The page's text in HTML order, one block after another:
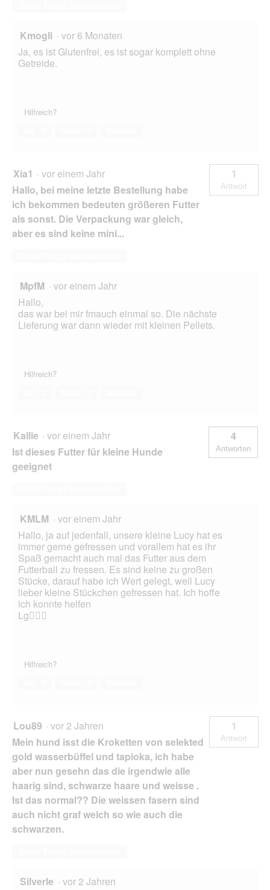
Kmogli · vor 6 Monaten
Ja, es ist Glutenfrei, es ist sogar komplett ohne
Getreide.
Hilfreich?
Xia1 · vor einem Jahr
Hallo, bei meine letzte Bestellung habe
ich bekommen bedeuten größeren Futter
als sonst. Die Verpackung war gleich,
aber es sind keine mini...
1
Antwort
MpfM · vor einem Jahr
Hallo,
das war bei mir fmauch einmal so. Die nächste
Lieferung war dann wieder mit kleinen Pellets.
Hilfreich?
Kallie · vor einem Jahr
Ist dieses Futter für kleine Hunde
geeignet
4
Antworten
KMLM · vor einem Jahr
Hallo, ja auf jedenfall, unsere kleine Lucy hat es
immer gerne gefressen und vorallem hat es ihr
Spaß gemacht auch mal das Futter aus dem
Futterball zu fressen. Es sind keine zu großen
Stücke, darauf habe ich Wert gelegt, weil Lucy
lieber kleine Stückchen gefressen hat. Ich hoffe
ich konnte helfen
Lg🙋🏼‍♀️
Hilfreich?
Lou89 · vor 2 Jahren
Mein hund isst die Kroketten von selekted
gold wasserbüffel und tapioka, ich habe
aber nun gesehn das die irgendwie alle
haarig sind, schwarze haare und weisse .
Ist das normal?? Die weissen fasern sind
auch nicht graf weich so wie auch die
schwarzen.
1
Antwort
Silverle · vor 2 Jahren